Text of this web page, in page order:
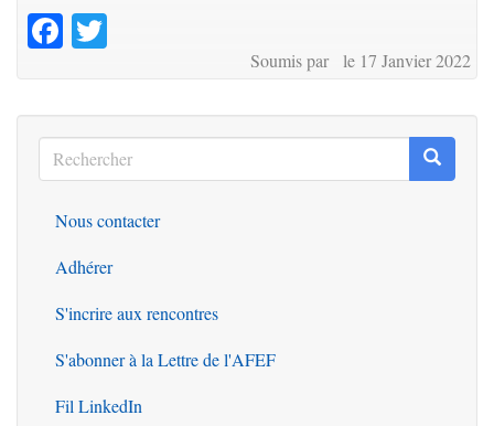
Facebook
Soumis par le 17 Janvier 2022
Rechercher
Rechercher
Outils
Nous contacter
Adhérer
S'incrire aux rencontres
S'abonner à la Lettre de l'AFEF
Fil LinkedIn